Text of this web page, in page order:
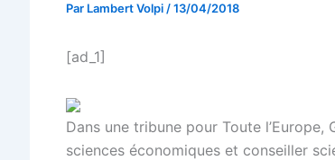
Par Lambert Volpi /13/04/2018
[ad_1]
Dans une tribune pour Toute
sciences économiques et conseiller